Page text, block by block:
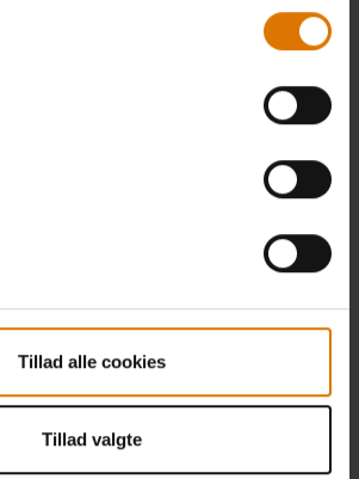
Tillad alle cookies
Tillad valgte